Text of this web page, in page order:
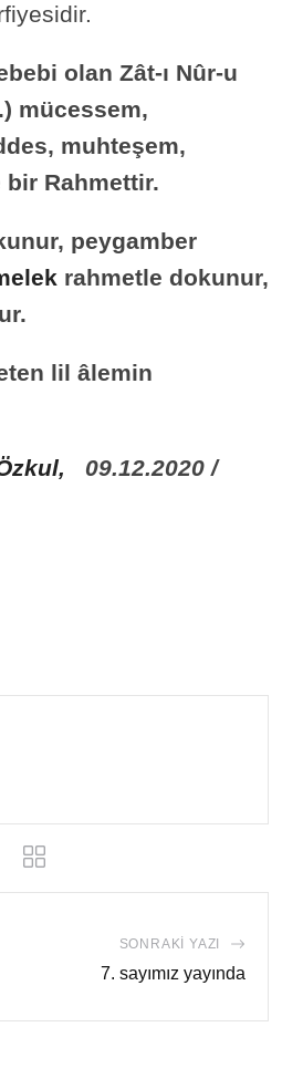
olan Zât-ı Nûr-u
mücessem,
muhteşem,
Rahmettir.
peygamber
rahmetle dokunur,
lil âlemin
09.12.2020 /
SONRAKI YAZI
7. sayımız yayında